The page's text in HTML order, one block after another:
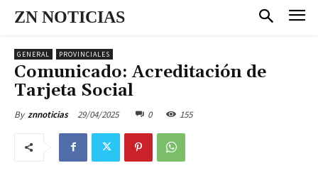
ZN NOTICIAS
GENERAL PROVINCIALES
Comunicado: Acreditación de
Tarjeta Social
By znnoticias 29/04/2025 0 155